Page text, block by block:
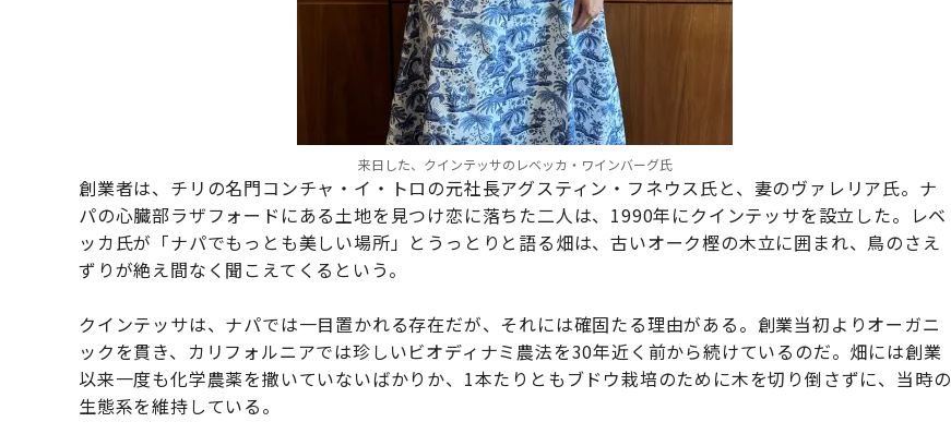
来日した、クインテッサのレベッカ・ワインバーグ氏
創業者は、チリの名門コンチャ・イ・トロの元社長アグスティン・フネウス氏と、妻のヴァレリア氏。ナ
パの心臓部ラザフォードにある土地を見つけ恋に落ちた二人は、1990年にクインテッサを設立した。レベ
ッカ氏が「ナパでもっとも美しい場所」とうっとりと語る畑は、古いオーク樫の木立に囲まれ、鳥のさえ
ずりが絶え間なく聞こえてくるという。
クインテッサは、ナパでは一目置かれる存在だが、それには確固たる理由がある。創業当初よりオーガニ
ックを貫き、カリフォルニアでは珍しいビオディナミ農法を30年近く前から続けているのだ。畑には創業
以来一度も化学農薬を撒いていないばかりか、1本たりともブドウ栽培のために木を切り倒さずに、当時の
生態系を維持している。